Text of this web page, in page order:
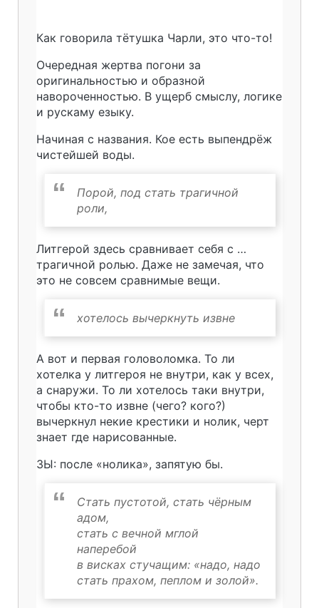
Как говорила тётушка Чарли, это что-то!
Очередная жертва погони за
оригинальностью и образной
навороченностью. В ущерб смыслу, логике
и рускаму езыку.
Начиная с названия. Кое есть выпендрёж
чистейшей воды.
Порой, под стать трагичной
роли,
Литгерой здесь сравнивает себя с …
трагичной ролью. Даже не замечая, что
это не совсем сравнимые вещи.
хотелось вычеркнуть извне
А вот и первая головоломка. То ли
хотелка у литгероя не внутри, как у всех,
а снаружи. То ли хотелось таки внутри,
чтобы кто-то извне (чего? кого?)
вычеркнул некие крестики и нолик, черт
знает где нарисованные.
ЗЫ: после «нолика», запятую бы.
Стать пустотой, стать чёрным
адом,
стать с вечной мглой
наперебой
в висках стучащим: «надо, надо
стать прахом, пеплом и золой».